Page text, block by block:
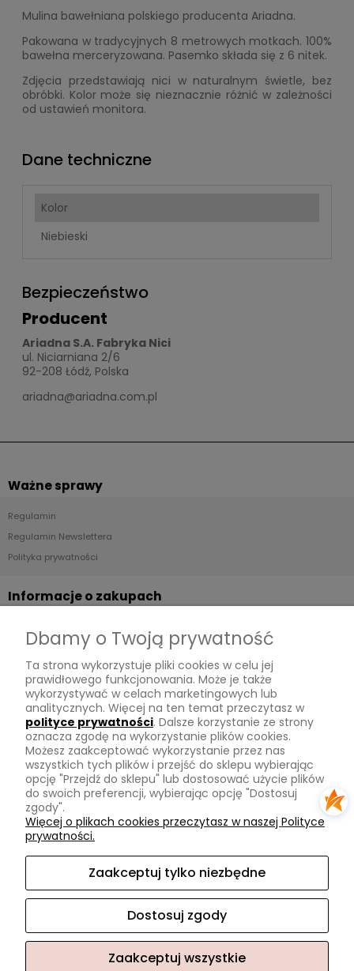
Mulina bawełniana polskiego producenta Ariadna.
Pakowana w tradycyjnych 8 metrowych motkach. 100%
bawełna merceryzowana. Pasemko składa się z 6 nitek.
Zdjęcia przedstawiają nici w naturalnym świetle, bez
obróbki. Kolor może się nieznacznie różnić w zależności
od ustawień monitora.
Dane techniczne
Kolor
Niebieski
Bezpieczeństwo
Producent
Ariadna S.A. Fabryka Nici
ul. Niciarniana 2/6
92-208 Łódź, Polska
ariadna@ariadna.com.pl
Ważne sprawy
Regulamin
Regulamin Newslettera
Polityka prywatności
Informacje o zakupach
Płatności
Zwroty
Tu mnie znajdziesz
Kontakt
O mnie
Instagram
Na skróty
Promocje
Sklep internetowy Shoper.pl
Dbamy o Twoją prywatność
Ta strona wykorzystuje pliki cookies w celu jej
prawidłowego funkcjonowania. Może je także
wykorzystywać w celach marketingowych lub
analitycznych. Więcej na ten temat przeczytasz w
polityce prywatności. Dalsze korzystanie ze strony
oznacza zgodę na wykorzystanie plików cookies.
Możesz zaakceptować wykorzystanie przez nas
wszystkich tych plików i przejść do sklepu wybierając
opcję "Przejdź do sklepu" lub dostosować użycie plików
do swoich preferencji, wybierając opcję "Dostosuj
zgody".
Więcej o plikach cookies przeczytasz w naszej Polityce
prywatności.
Zaakceptuj tylko niezbędne
Dostosuj zgody
Zaakceptuj wszystkie